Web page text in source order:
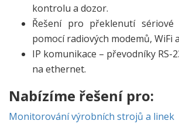
kontrolu a dozor.
Řešení pro překlenutí sériové
pomocí radiových modemů, WiFi
IP komunikace – převodníky RS-
na ethernet.
Nabízíme řešení pro:
Monitorování výrobních strojů a linek